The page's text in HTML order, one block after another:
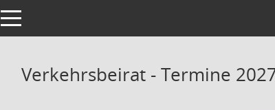
Toggle navigation
Verkehrsbeirat - Termine